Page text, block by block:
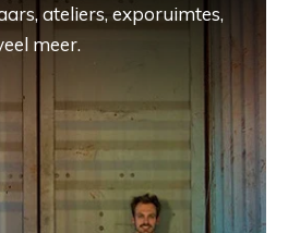
ateliers, exporuimtes,
meer.